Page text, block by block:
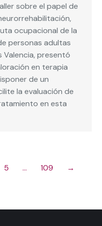
sobre el papel de
ocupacional de la
personas adultas
Valencia, presentó
en terapia
de un
la evaluación de
en esta
5 … 109 →